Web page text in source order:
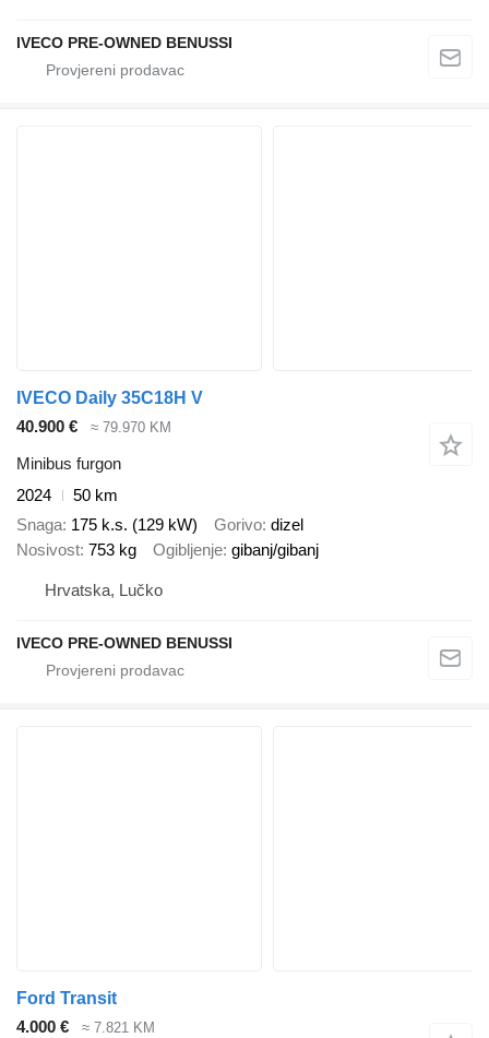
IVECO PRE-OWNED BENUSSI
IVECO Daily 35C18H V
40.900 €
≈ 79.970 KM
Minibus furgon
2024
50 km
Snaga 175 k.s. (129 kW) Gorivo dizel
Nosivost 753 kg Ogibljenje gibanj/gibanj
Hrvatska, Lučko
IVECO PRE-OWNED BENUSSI
Ford Transit
4.000 €
≈ 7.821 KM